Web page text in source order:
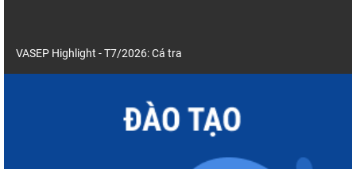
VASEP Highlight - T7/2026: Cá tra